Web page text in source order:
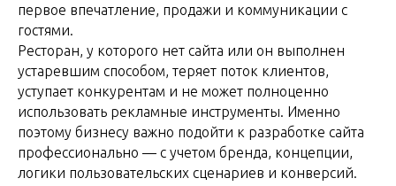
первое впечатление, продажи и коммуникации с
гостями.
Ресторан, у которого нет сайта или он выполнен
устаревшим способом, теряет поток клиентов,
уступает конкурентам и не может полноценно
использовать рекламные инструменты. Именно
поэтому бизнесу важно подойти к разработке сайта
профессионально — с учетом бренда, концепции,
логики пользовательских сценариев и конверсий.